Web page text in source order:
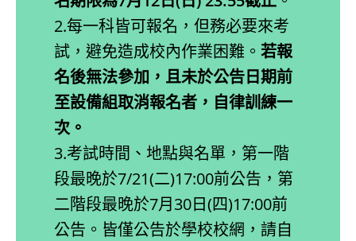
2.每一科皆可報名，但務必要來考
試，避免造成校內作業困難。 若報
名後無法參加，且未於公告日期前
至設備組取消報名者，自律訓練一
次。
3.考試時間、地點與名單，第一階
段最晚於7/21(二)17:00前公告，第
二階段最晚於7月30日(四)17:00前
公告。皆僅公告於學校校網，請自